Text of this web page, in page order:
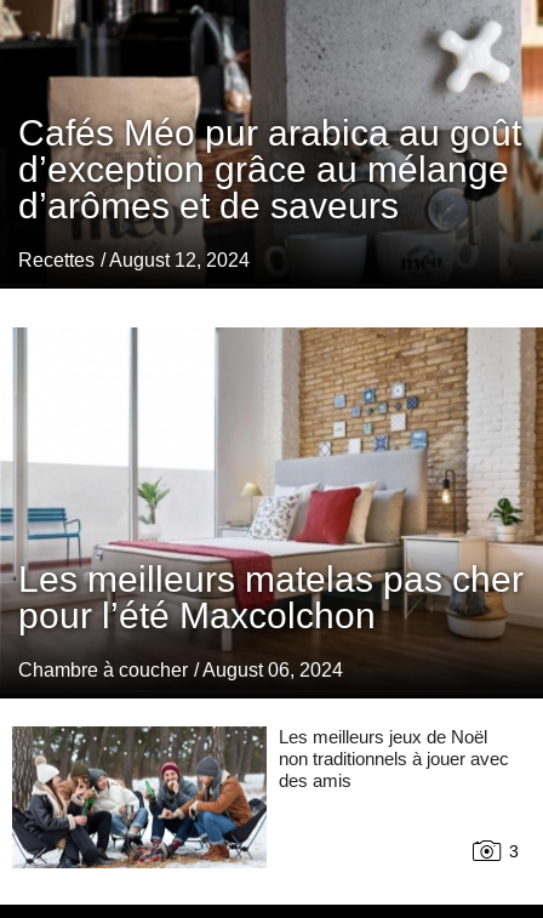
Cafés Méo pur arabica au goût
d’exception grâce au mélange
d’arômes et de saveurs
Recettes / August 12, 2024
Les meilleurs matelas pas cher
pour l’été Maxcolchon
Chambre à coucher / August 06, 2024
Les meilleurs jeux de Noël
non traditionnels à jouer avec
des amis
3